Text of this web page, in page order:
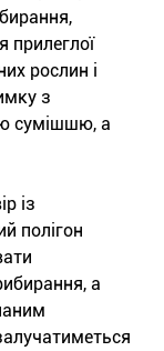
прилеглої
рослин і
з
сумішшю, а
із
полігон
а